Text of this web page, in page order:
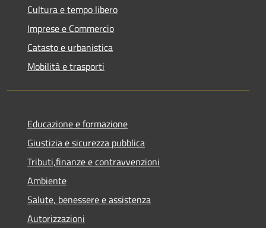
Cultura e tempo libero
Imprese e Commercio
Catasto e urbanistica
Mobilità e trasporti
Educazione e formazione
Giustizia e sicurezza pubblica
Tributi,finanze e contravvenzioni
Ambiente
Salute, benessere e assistenza
Autorizzazioni